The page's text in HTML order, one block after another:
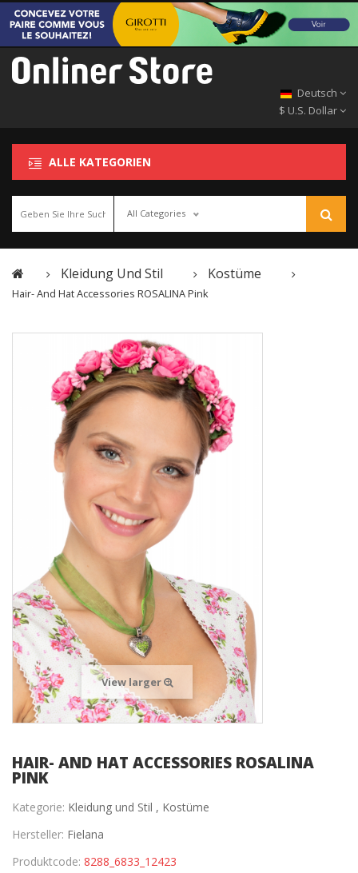
Deutsch
$ U.S. Dollar
ALLE KATEGORIEN
All Categories
Kleidung Und Stil Kostüme
Hair- And Hat Accessories ROSALINA Pink
View larger
HAIR- AND HAT ACCESSORIES ROSALINA
PINK
Kategorie: Kleidung und Stil , Kostüme
Hersteller: Fielana
Produktcode: 8288_6833_12423